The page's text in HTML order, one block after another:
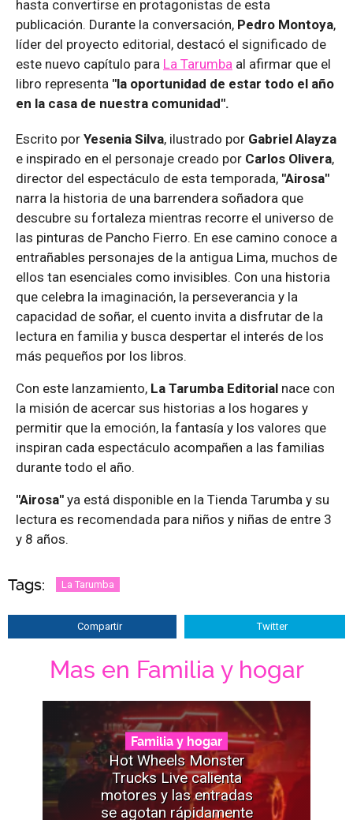
hasta convertirse en protagonistas de esta
publicación. Durante la conversación, Pedro Montoya,
líder del proyecto editorial, destacó el significado de
este nuevo capítulo para La Tarumba al afirmar que el
libro representa "la oportunidad de estar todo el año
en la casa de nuestra comunidad".
Escrito por Yesenia Silva, ilustrado por Gabriel Alayza
e inspirado en el personaje creado por Carlos Olivera,
director del espectáculo de esta temporada, "Airosa"
narra la historia de una barrendera soñadora que
descubre su fortaleza mientras recorre el universo de
las pinturas de Pancho Fierro. En ese camino conoce a
entrañables personajes de la antigua Lima, muchos de
ellos tan esenciales como invisibles. Con una historia
que celebra la imaginación, la perseverancia y la
capacidad de soñar, el cuento invita a disfrutar de la
lectura en familia y busca despertar el interés de los
más pequeños por los libros.
Con este lanzamiento, La Tarumba Editorial nace con
la misión de acercar sus historias a los hogares y
permitir que la emoción, la fantasía y los valores que
inspiran cada espectáculo acompañen a las familias
durante todo el año.
"Airosa" ya está disponible en la Tienda Tarumba y su
lectura es recomendada para niños y niñas de entre 3
y 8 años.
Tags: La Tarumba
Compartir Twitter
Mas en Familia y hogar
Familia y hogar
Hot Wheels Monster
Trucks Live calienta
motores y las entradas
se agotan rápidamente